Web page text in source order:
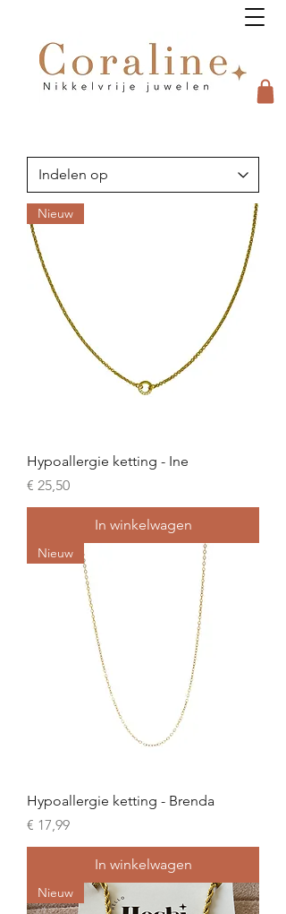
Nieuw
Hypoallergie ketting - Ine
Prijs
€ 25,50
In winkelwagen
Nieuw
Hypoallergie ketting - Brenda
Prijs
€ 17,99
In winkelwagen
Nieuw